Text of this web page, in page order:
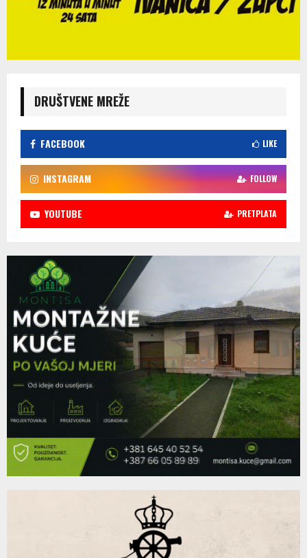
DRUŠTVENE MREŽE
FACEBOOK LIKE
INSTAGRAM FOLLOW
YOUTUBE PRETPLATA